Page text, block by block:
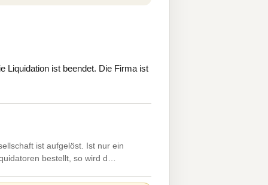
Liquidation ist beendet. Die Firma ist
ist aufgelöst. Ist nur ein
bestellt, so wird d…